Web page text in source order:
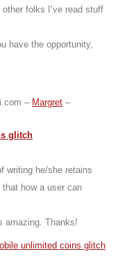
folks I’ve read stuff
have the opportunity,
– Margret –
glitch
writing he/she retains
how a user can
amazing. Thanks!
unlimited coins glitch